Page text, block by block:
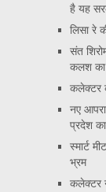
है यह
लिसा रे
संत
कलश का
कलेक्टर
नए
प्रदेश
स्मार्ट
भ्रम
कलेक्टर ने